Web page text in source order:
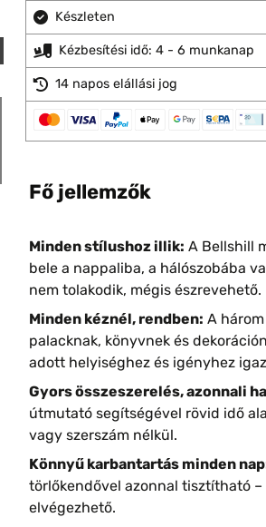
Készleten
Kézbesítési idő: 4 - 6 munkanap
14 napos elállási jog
Fő jellemzők
Minden stílushoz illik: A Bellshill
bele a nappaliba, a hálószobába
nem tolakodik, mégis észrevehető.
Minden kéznél, rendben: A
palacknak, könyvnek és
adott helyiséghez és igényhez
Gyors összeszerelés, azonnali
útmutató segítségével rövid idő
vagy szerszám nélkül.
Könnyű karbantartás minden
törlőkendővel azonnal tisztítható
elvégezhető.